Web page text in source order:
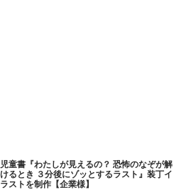
児童書『わたしが見えるの？ 恐怖のなぞが解
けるとき ３分後にゾッとするラスト』装丁イ
ラストを制作【企業様】